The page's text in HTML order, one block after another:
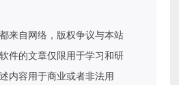
来自网络，版权争议与本站
件的文章仅限用于学习和研
内容用于商业或者非法用